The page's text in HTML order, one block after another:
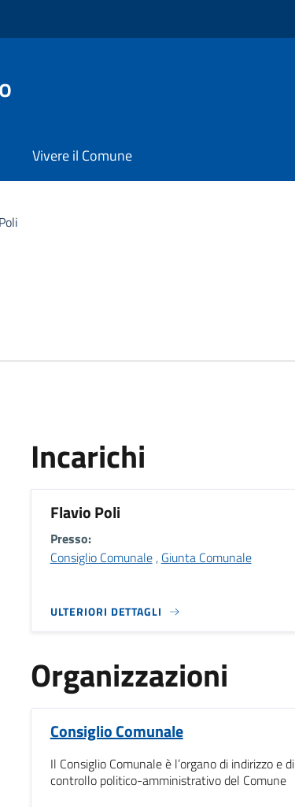
Vivere il Comune
Incarichi
Flavio Poli
Presso:
Consiglio Comunale, Giunta Comunale
ULTERIORI DETTAGLI
Organizzazioni
Consiglio Comunale
Il Consiglio Comunale è l’organo di indirizzo e di
controllo politico-amministrativo del Comune